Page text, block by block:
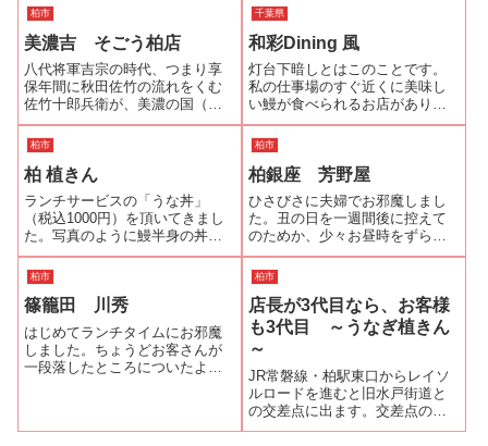
柏市
美濃吉 そごう柏店
八代将軍吉宗の時代、つまり享
保年間に秋田佐竹の流れをくむ
佐竹十郎兵衛が、美濃の国（現
在の岐阜県）大垣から京へ移
り、三条大橋のたもと（現在の
縄手通り）の一角に腰掛茶屋を
開いたのが「美濃吉」の始まり
だそうです。その京都の老舗料
亭の千葉県唯一の店...
千葉県
和彩Dining 風
灯台下暗しとはこのことです。
私の仕事場のすぐ近くに美味し
い鰻が食べられるお店がありま
した！昨日から暑さがぶり返
し、また鰻が食べたくなりまし
た。近くで鰻が食べられるお店
がないかと「食べログ」で検索
をすると、まだ未訪のお店があ
りました。「和彩D...
柏市
柏 植きん
ランチサービスの「うな丼」
（税込1000円）を頂いてきまし
た。写真のように鰻半身の丼に
サラダ、小鉢（この日はおで
ん）、香物、肝吸が付きます。
蒲焼は、ひとくちサイズに包丁
が入れてあり、女性には食べや
すい工夫がされていました。植
きん関連ランキ...
柏市
柏銀座 芳野屋
ひさびさに夫婦でお邪魔しまし
た。丑の日を一週間後に控えて
のためか、少々お昼時をずらし
て行きましたがお客さんはたく
さん(^.^) あわてずにゆっくり待
ちます。それがうなぎ屋さんの
楽しみのひとつですから…。蒲
焼きと白焼きが両方楽しめるよ
うに鰻重...
柏市
篠籠田 川秀
はじめてランチタイムにお邪魔
しました。ちょうどお客さんが
一段落したところについたよう
は、サラダと茶碗蒸しがサービ
柏市
店長が3代目なら、お客様
も3代目 ～うなぎ植きん
～
JR常磐線・柏駅東口からレイソ
ルロードを進むと旧水戸街道と
の交差点に出ます。交差点の右
手には、古くから天王様とよば